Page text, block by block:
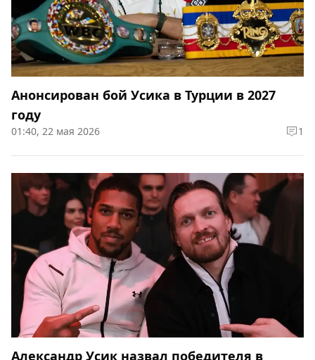
Анонсирован бой Усика в Турции в 2027
году
01:40, 22 мая 2026 1
Александр Усик назвал победителя в